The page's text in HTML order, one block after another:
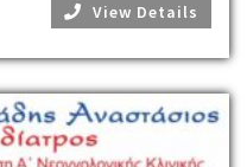
View Details